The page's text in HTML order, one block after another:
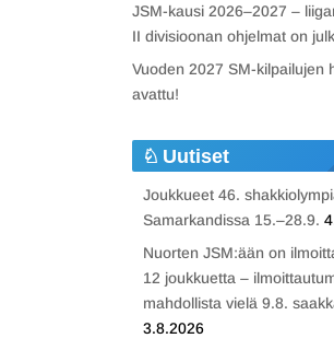
JSM-kausi 2026–2027 –
II divisioonan ohjelmat on
Vuoden 2027 SM-kilpailujen
avattu!
Uutiset
Joukkueet 46.
Samarkandissa 15.–28.9.
Nuorten JSM:ään on
12 joukkuetta –
mahdollista vielä 9.8.
3.8.2026